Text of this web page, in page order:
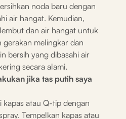
noda baru dengan
air hangat. Kemudian,
dan air hangat untuk
gerakan melingkar dan
bersih yang dibasahi air
secara alami.
jika tas putih saya
kapas atau Q-tip dengan
Tempelkan kapas atau